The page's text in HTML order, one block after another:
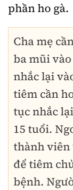
Thông tin tòa
phần ho gà.
Cha mẹ
ba mũi vào
nhắc lại
tiêm cần
tục nhắc
15 tuổi.
thành viên
để tiêm
bệnh.